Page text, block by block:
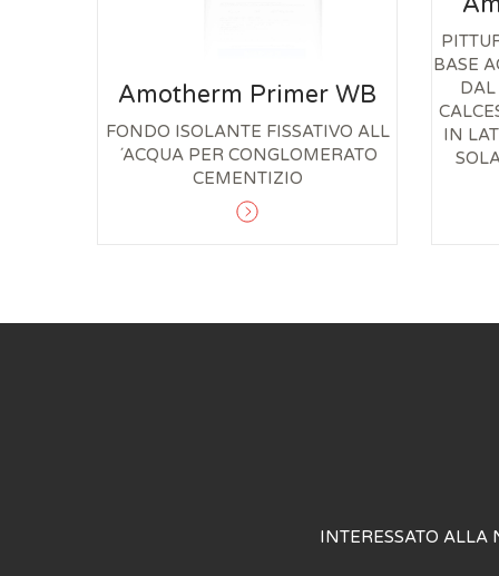
Amotherm Primer WB
FONDO ISOLANTE FISSATIVO ALL
´ACQUA PER CONGLOMERATO
CEMENTIZIO
BASE
IN
INTERESSATO ALLA